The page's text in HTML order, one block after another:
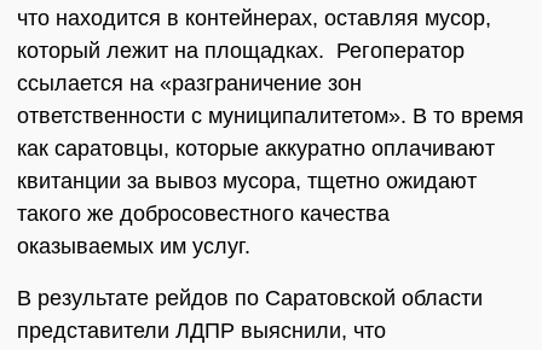
что находится в контейнерах, оставляя мусор,
который лежит на площадках. Регоператор
ссылается на «разграничение зон
ответственности с муниципалитетом». В то время
как саратовцы, которые аккуратно оплачивают
квитанции за вывоз мусора, тщетно ожидают
такого же добросовестного качества
оказываемых им услуг.
В результате рейдов по Саратовской области
представители ЛДПР выяснили, что